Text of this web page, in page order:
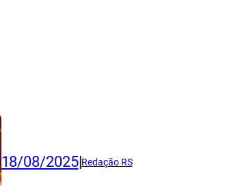
18/08/2025|Redação RS